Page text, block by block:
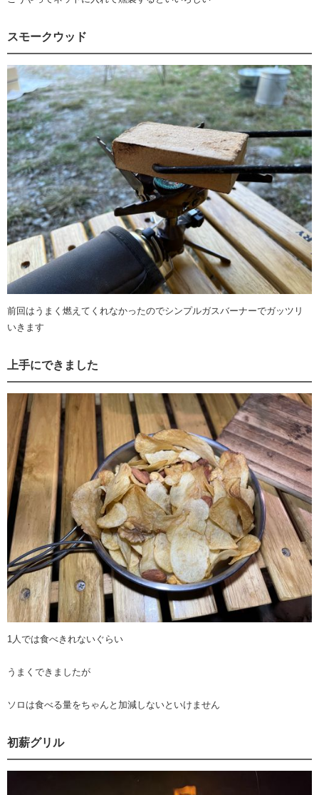
スモークウッド
前回はうまく燃えてくれなかったのでシンプルガスバーナーでガッツリ
いきます
上手にできました
1人では食べきれないぐらい
うまくできましたが
ソロは食べる量をちゃんと加減しないといけません
初薪グリル